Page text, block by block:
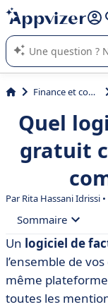
répondre (plusieurs
L'IA de Appvizer
logiciel SaaS en
Finance et comptabilité
Quel
gratuit
ParRita Hassani Idrissi
Sommaire
• Tableau
facturation
• Henrri
Un logiciel de
l’ensemble de
même
toutes les